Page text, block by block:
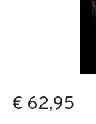
€ 62,95